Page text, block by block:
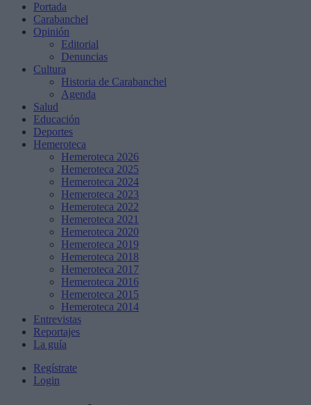
Portada
Carabanchel
Opinión
Editorial
Denuncias
Cultura
Historia de Carabanchel
Agenda
Salud
Educación
Deportes
Hemeroteca
Hemeroteca 2026
Hemeroteca 2025
Hemeroteca 2024
Hemeroteca 2023
Hemeroteca 2022
Hemeroteca 2021
Hemeroteca 2020
Hemeroteca 2019
Hemeroteca 2018
Hemeroteca 2017
Hemeroteca 2016
Hemeroteca 2015
Hemeroteca 2014
Entrevistas
Reportajes
La guía
Regístrate
Login